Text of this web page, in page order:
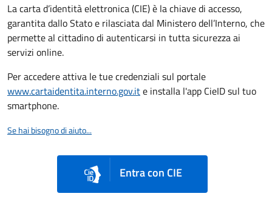
La carta d’identità elettronica (CIE) è la chiave di accesso,
garantita dallo Stato e rilasciata dal Ministero dell’Interno, che
permette al cittadino di autenticarsi in tutta sicurezza ai
servizi online.
Per accedere attiva le tue credenziali sul portale
www.cartaidentita.interno.gov.ite installa l'app CieID sul tuo
smartphone.
Se hai bisogno di aiuto...
Entra con CIE